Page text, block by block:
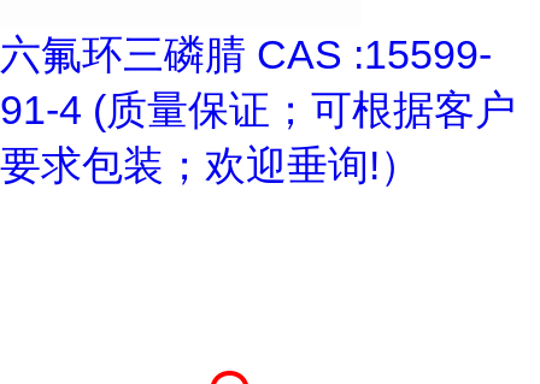
六氟环三磷腈 CAS :15599-
91-4 (质量保证；可根据客户
要求包装；欢迎垂询!）